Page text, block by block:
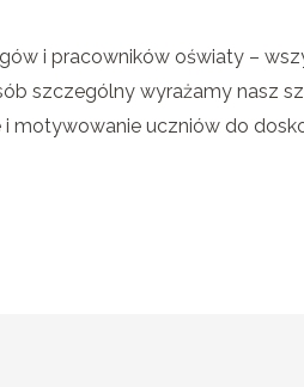
i pracowników oświaty –
szczególny wyrażamy nasz
uczniów do